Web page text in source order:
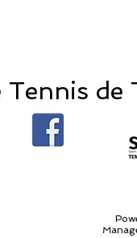
Tennis de